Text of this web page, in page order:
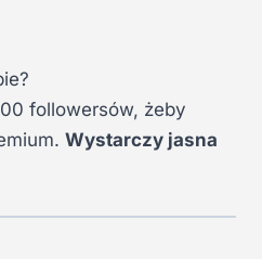
followersów, żeby
Wystarczy jasna